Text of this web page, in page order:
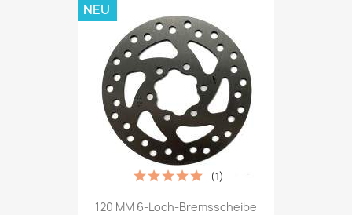
120 MM 6-Loch-Bremsscheibe
(1)
NEU